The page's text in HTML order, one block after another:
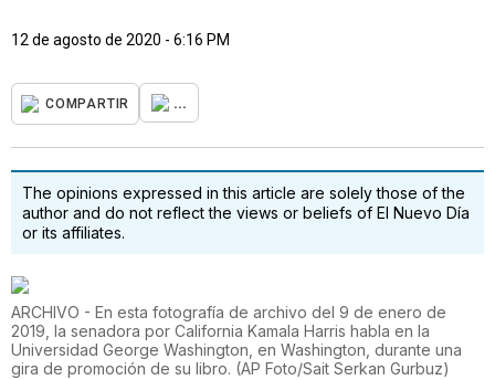
12 de agosto de 2020 - 6:16 PM
COMPARTIR ...
The opinions expressed in this article are solely those of the
author and do not reflect the views or beliefs of El Nuevo Día
or its affiliates.
ARCHIVO - En esta fotografía de archivo del 9 de enero de
2019, la senadora por California Kamala Harris habla en la
Universidad George Washington, en Washington, durante una
gira de promoción de su libro. (AP Foto/Sait Serkan Gurbuz)